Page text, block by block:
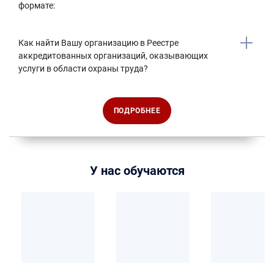
формате:
Как найти Вашу организацию в Реестре
аккредитованных организаций, оказывающих
услуги в области охраны труда?
ПОДРОБНЕЕ
У нас обучаются